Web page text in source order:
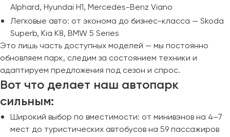
Alphard, Hyundai H1, Mercedes-Benz Viano
Легковые авто: от эконома до бизнес-класса — Skoda
Superb, Kia K8, BMW 5 Series
Это лишь часть доступных моделей — мы постоянно
обновляем парк, следим за состоянием техники и
адаптируем предложения под сезон и спрос.
Вот что делает наш автопарк
сильным:
Широкий выбор по вместимости: от минивэнов на 4–7
мест до туристических автобусов на 59 пассажиров